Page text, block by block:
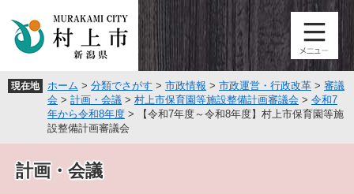
頭
飛現在地 ホーム > 分類でさがす > 市政情報 > 市政運営・行政改革 > 審議
会 > 計画・会議 > 村上市保育園等施設整備計画審議会 > 令和7
年から令和8年度 >
【令和7年度～令和8年度】村上市保育園等施
設整備計画審議会
計画・会議